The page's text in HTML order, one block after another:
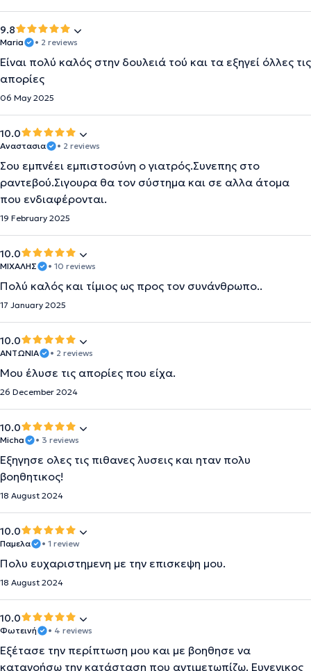
9.8
Maria • 2 reviews
Είναι πολύ καλός στην δουλειά τού και τα εξηγεί όλλες τις
απορίες
06 May 2025
10.0
Αναστασια • 2 reviews
Σου εμπνέει εμπιστοσύνη ο γιατρός.Συνεπης στο
ραντεβού.Σιγουρα θα τον σύστημα και σε αλλα άτομα
που ενδιαφέρονται.
19 February 2025
10.0
ΜΙΧΑΛΗΣ • 10 reviews
Πολύ καλός και τίμιος ως προς τον συνάνθρωπο..
17 January 2025
10.0
ΑΝΤΩΝΙΑ • 2 reviews
Μου έλυσε τις απορίες που είχα.
26 December 2024
10.0
Micha • 3 reviews
Εξηγησε ολες τις πιθανες λυσεις και ηταν πολυ
βοηθητικος!
18 August 2024
10.0
Παμελα • 1 review
Πολυ ευχαριστημενη με την επισκεψη μου.
18 August 2024
10.0
Φωτεινή • 4 reviews
Εξέτασε την περίπτωση μου και με βοηθησε να
κατανοήσω την κατάσταση που αντιμετωπίζω. Ευγενικος